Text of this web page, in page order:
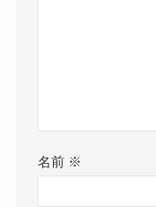
名前 ※